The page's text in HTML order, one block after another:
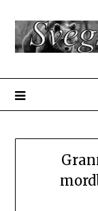
innehåll